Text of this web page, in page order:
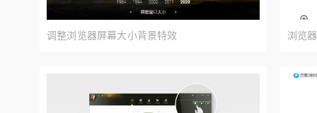
调整浏览器屏幕大小背景特效 浏览